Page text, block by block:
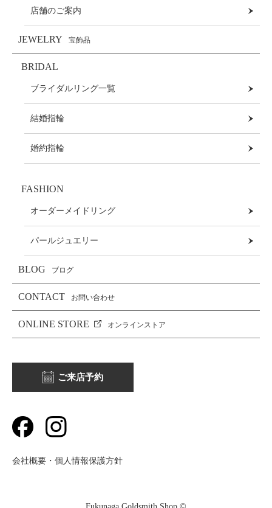
店舗のご案内
JEWELRY 宝飾品
BRIDAL
ブライダルリング一覧
結婚指輪
婚約指輪
FASHION
オーダーメイドリング
パールジュエリー
BLOG ブログ
CONTACT お問い合わせ
ONLINE STORE オンラインストア
ご来店予約
会社概要・個人情報保護方針